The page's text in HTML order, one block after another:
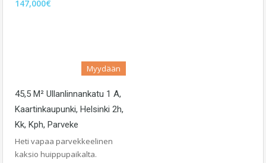
147,000€
Myydään
45,5 M² Ullanlinnankatu 1 A,
Kaartinkaupunki, Helsinki 2h,
Kk, Kph, Parveke
Heti vapaa parvekkeelinen
kaksio huippupaikalta.